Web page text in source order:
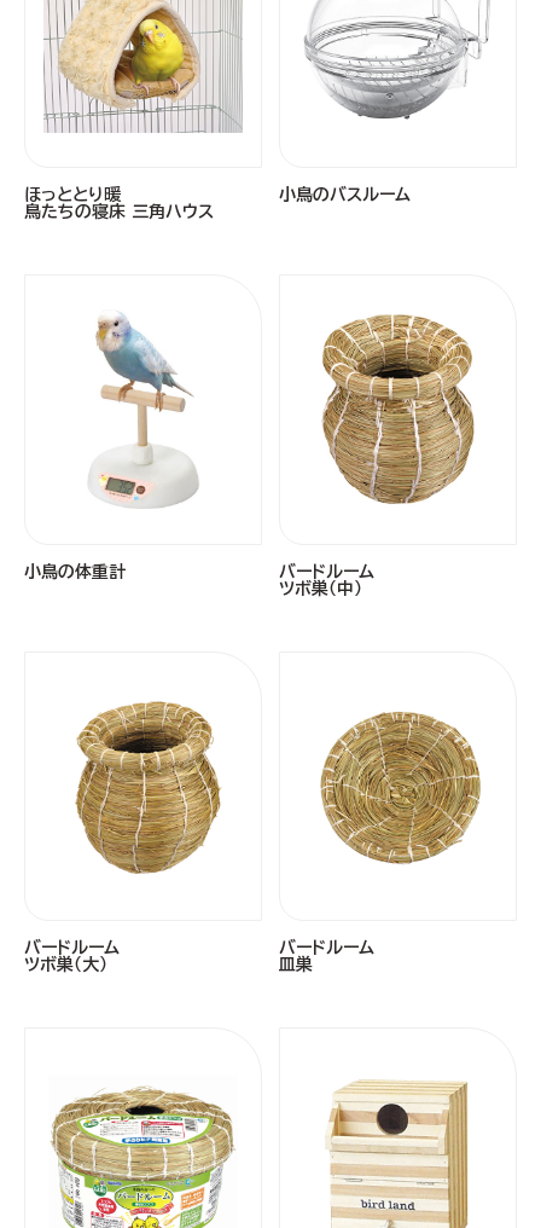
ほっととり暖
鳥たちの寝床 三角ハウス
小鳥のバスルーム
小鳥の体重計
バードルーム
ツボ巣（中）
バードルーム
ツボ巣（大）
バードルーム
皿巣